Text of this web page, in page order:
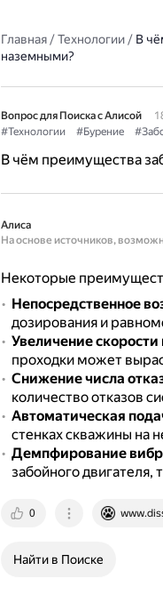
Главная/Технологии/ В
наземными?
Вопрос для Поиска с Алисой
#Технологии
#Бурение
В чём преимущества
Алиса
На основе источников,
Некоторые
Непосредственное
дозирования и
Увеличение скорости
проходки может
Снижение числа
количество отказов
Автоматическая
стенках скважины на
Демпфирование
забойного
0
Найти в Поиске